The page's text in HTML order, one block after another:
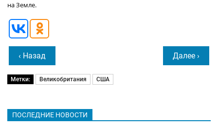
на Земле.
‹ Назад Далее ›
Метки: Великобритания США
ПОСЛЕДНИЕ НОВОСТИ